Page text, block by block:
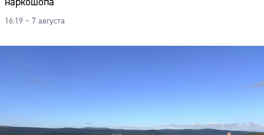
16:19 – 7 августа